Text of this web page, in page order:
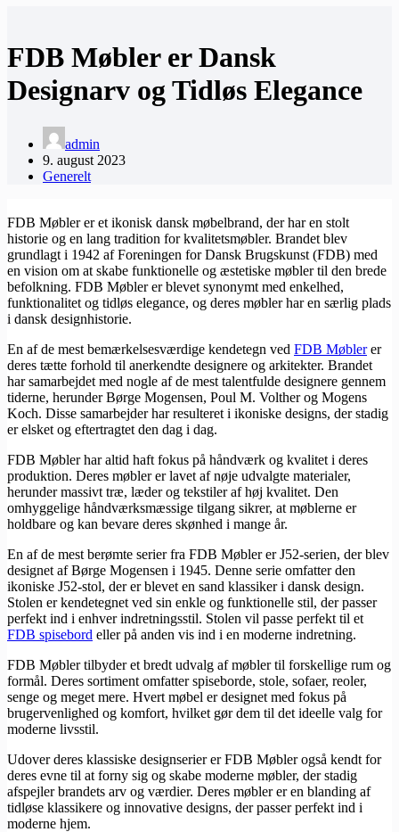
FDB Møbler er Dansk
Designarv og Tidløs Elegance
admin
9. august 2023
Generelt
FDB Møbler er et ikonisk dansk møbelbrand, der har en stolt
historie og en lang tradition for kvalitetsmøbler. Brandet blev
grundlagt i 1942 af Foreningen for Dansk Brugskunst (FDB) med
en vision om at skabe funktionelle og æstetiske møbler til den brede
befolkning. FDB Møbler er blevet synonymt med enkelhed,
funktionalitet og tidløs elegance, og deres møbler har en særlig plads
i dansk designhistorie.
En af de mest bemærkelsesværdige kendetegn ved FDB Møblerer
deres tætte forhold til anerkendte designere og arkitekter. Brandet
har samarbejdet med nogle af de mest talentfulde designere gennem
tiderne, herunder Børge Mogensen, Poul M. Volther og Mogens
Koch. Disse samarbejder har resulteret i ikoniske designs, der stadig
er elsket og eftertragtet den dag i dag.
FDB Møbler har altid haft fokus på håndværk og kvalitet i deres
produktion. Deres møbler er lavet af nøje udvalgte materialer,
herunder massivt træ, læder og tekstiler af høj kvalitet. Den
omhyggelige håndværksmæssige tilgang sikrer, at møblerne er
holdbare og kan bevare deres skønhed i mange år.
En af de mest berømte serier fra FDB Møbler er J52-serien, der blev
designet af Børge Mogensen i 1945. Denne serie omfatter den
ikoniske J52-stol, der er blevet en sand klassiker i dansk design.
Stolen er kendetegnet ved sin enkle og funktionelle stil, der passer
perfekt ind i enhver indretningsstil. Stolen vil passe perfekt til et
FDB spisebord eller på anden vis ind i en moderne indretning.
FDB Møbler tilbyder et bredt udvalg af møbler til forskellige rum og
formål. Deres sortiment omfatter spiseborde, stole, sofaer, reoler,
senge og meget mere. Hvert møbel er designet med fokus på
brugervenlighed og komfort, hvilket gør dem til det ideelle valg for
moderne livsstil.
Udover deres klassiske designserier er FDB Møbler også kendt for
deres evne til at forny sig og skabe moderne møbler, der stadig
afspejler brandets arv og værdier. Deres møbler er en blanding af
tidløse klassikere og innovative designs, der passer perfekt ind i
moderne hjem.